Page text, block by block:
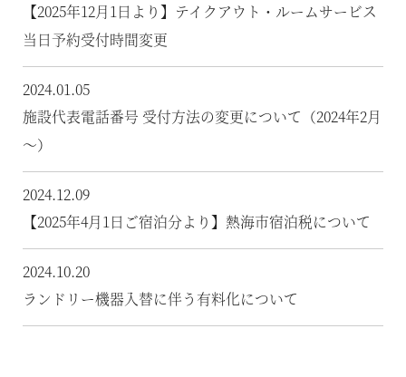
ただいま日和
総合サイトに戻る
【2025年12月1日より】テイクアウト・ルームサービス
当日予約受付時間変更
2024.01.05
施設代表電話番号 受付方法の変更について（2024年2月
～）
2024.12.09
【2025年4月1日ご宿泊分より】熱海市宿泊税について
2024.10.20
ランドリー機器入替に伴う有料化について